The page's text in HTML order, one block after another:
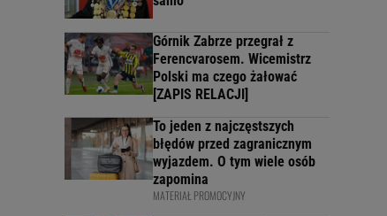
Górnik Zabrze przegrał z
Ferencvarosem. Wicemistrz
Polski ma czego żałować
[ZAPIS RELACJI]
To jeden z najczęstszych
błędów przed zagranicznym
wyjazdem. O tym wiele osób
zapomina
MATERIAŁ PROMOCYJNY